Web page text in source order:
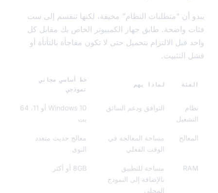
أن “متطلبات النظام” مخيفة، لكنها تنقسم إلى ست
واضحة. طابق جهاز الكمبيوتر الخاص بك مقابل كل
قبل الالتزام بتحميل حتى لا تكون مفاجأة بالتأتأة أو
لماذا يهم
خط أساسي مجاني
التوافق ودعم السائق
Windows 10 أو 11، 64
مساحة المعالجة في
الوقت الفعلي
معالج حديث متعدد
مساحة للتطبيق
بالإضافة إلى النموذج